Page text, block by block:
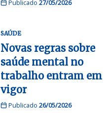
Publicado 27/05/2026
SAÚDE
Novas regras sobre
saúde mental no
trabalho entram em
vigor
Publicado 26/05/2026